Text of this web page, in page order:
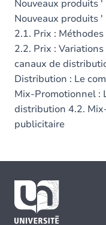
Nouveaux produits
Nouveaux produits
2.1. Prix :
2.2. Prix :
canaux de
Distribution : Le
Mix-Promotionnel :
distribution 4.2.
publicitaire